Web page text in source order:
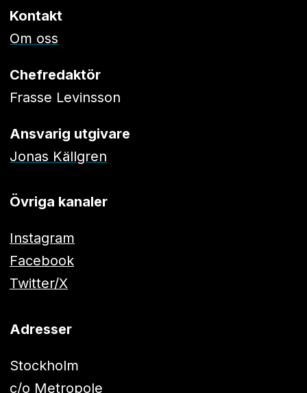
Kontakt
Om oss
Chefredaktör
Frasse Levinsson
Ansvarig utgivare
Jonas Källgren
Övriga kanaler
Instagram
Facebook
Twitter/X
Adresser
Stockholm
c/o Metropole